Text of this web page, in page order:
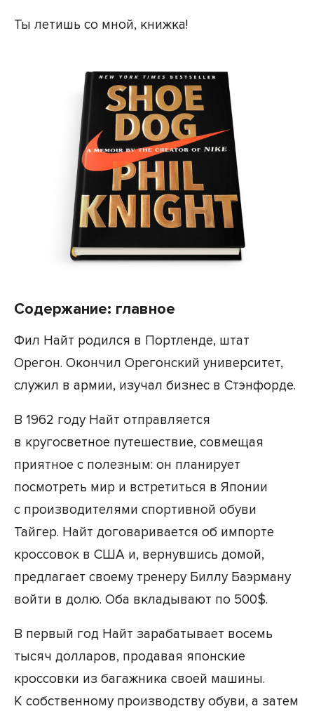
Ты летишь со мной, книжка!
Содержание: главное
Фил Найт родился в Портленде, штат
Орегон. Окончил Орегонский университет,
служил в армии, изучал бизнес в Стэнфорде.
В 1962 году Найт отправляется
в кругосветное путешествие, совмещая
приятное с полезным: он планирует
посмотреть мир и встретиться в Японии
с производителями спортивной обуви
Тайгер. Найт договаривается об импорте
кроссовок в США и, вернувшись домой,
предлагает своему тренеру Биллу Баэрману
войти в долю. Оба вкладывают по 500$.
В первый год Найт зарабатывает восемь
тысяч долларов, продавая японские
кроссовки из багажника своей машины.
К собственному производству обуви, а затем